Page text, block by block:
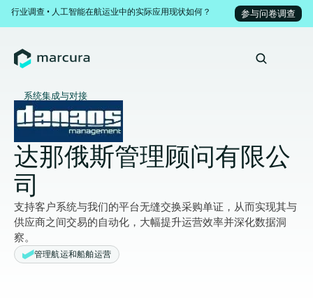
行业调查 • 人工智能在航运业中的实际应用现状如何？ 参与问卷调查
系统集成与对接
管理航运和船舶运营
达那俄斯管理顾问有限公
司
支持客户系统与我们的平台无缝交换采购单证，从而实现其与
供应商之间交易的自动化，大幅提升运营效率并深化数据洞
察。